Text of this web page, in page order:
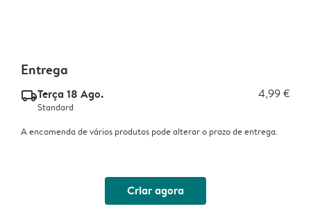
Entrega
delivery_standard_v2Terça 18 Ago. 4,99 €
Standard
A encomenda de vários produtos pode alterar o prazo de entrega.
Criar agora